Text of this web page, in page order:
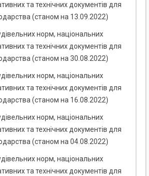
та технічних документів для
(станом на 13.09.2022)
норм, національних
та технічних документів для
(станом на 30.08.2022)
норм, національних
та технічних документів для
(станом на 16.08.2022)
норм, національних
та технічних документів для
(станом на 04.08.2022)
норм, національних
та технічних документів для